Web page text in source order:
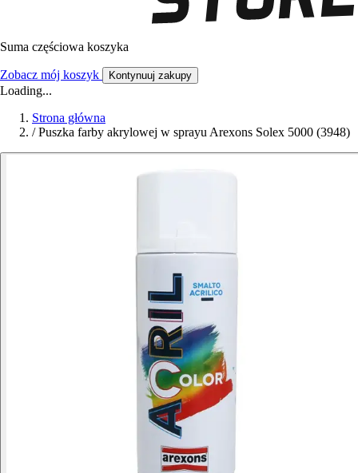
Suma częściowa koszyka
Zobacz mój koszyk Kontynuuj zakupy
Loading...
Strona główna
/ Puszka farby akrylowej w sprayu Arexons Solex 5000 (3948)